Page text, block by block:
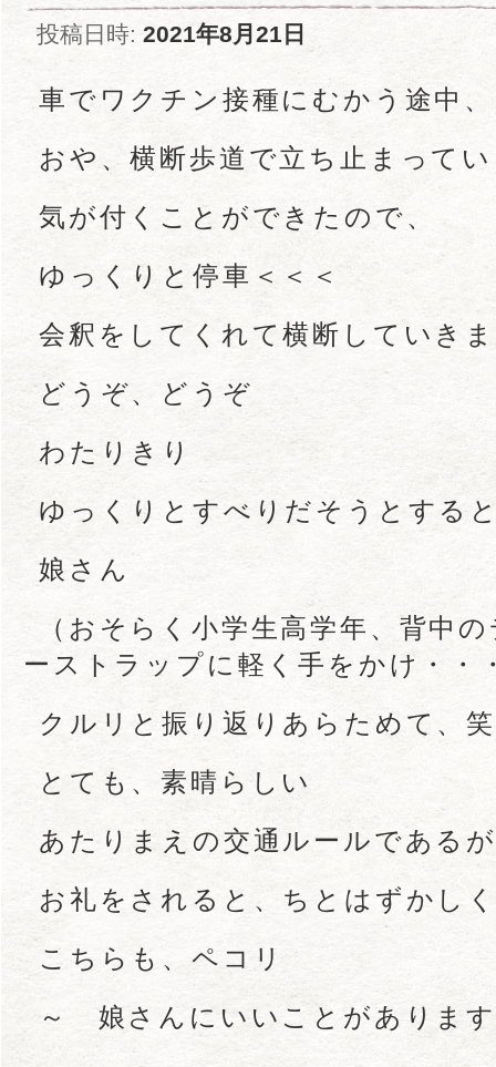
投稿日時: 2021年8月21日
車でワクチン接種にむかう途中
おや、横断歩道で立ち止まって
気が付くことができたので、
ゆっくりと停車＜＜＜
会釈をしてくれて横断していき
どうぞ、どうぞ
わたりきり
ゆっくりとすべりだそうとする
娘さん
（おそらく小学生高学年、背中
ーストラップに軽く手をかけ・・
クルリと振り返りあらためて、
とても、素晴らしい
あたりまえの交通ルールであるが
お礼をされると、ちとはずかし
こちらも、ペコリ
～ 娘さんにいいことがありま